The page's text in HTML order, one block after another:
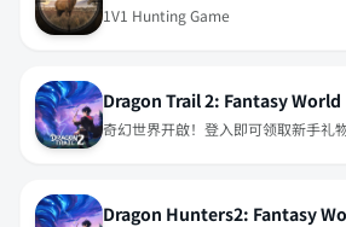
1V1 Hunting Game
Dragon Trail 2: Fantasy World
奇幻世界开啟！登入即可领取新手礼物
Dragon Hunters2: Fantasy